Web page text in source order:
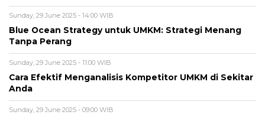
Sunday, 29 June 2025 - 14:00 WIB
Blue Ocean Strategy untuk UMKM: Strategi Menang
Tanpa Perang
Sunday, 29 June 2025 - 11:00 WIB
Cara Efektif Menganalisis Kompetitor UMKM di Sekitar
Anda
Sunday, 29 June 2025 - 09:00 WIB